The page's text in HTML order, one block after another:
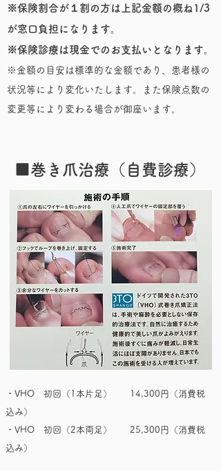
※保険割合が１割の方は上記金額の概ね1/3
が窓口負担になります。
​※保険診療は現金でのお支払いとなります。
※金額の目安は標準的な金額であり、患者様の
状況等により変化いたします。また保険点数の
変更等により変わる場合が御座います。
​■巻き爪治療（自費診療）
・VHO 初回（1本片足） 14,300円（消費税
込み）
・VHO 初回（2本両足） 25,300円（消費税
込み）